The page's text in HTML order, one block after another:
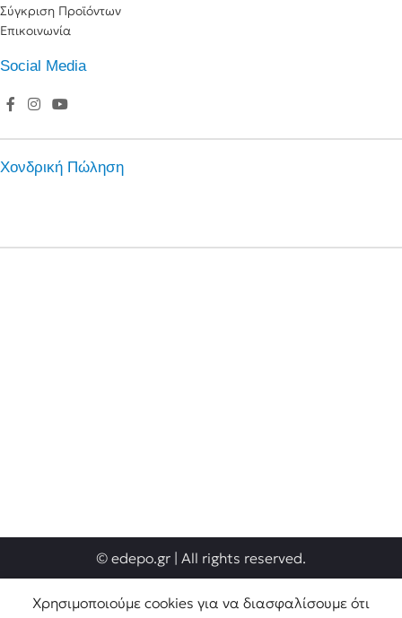
Σύγκριση Προϊόντων
Επικοινωνία
Social Media
Χονδρική Πώληση
© edepo.gr | All rights reserved.
Χρησιμοποιούμε cookies για να διασφαλίσουμε ότι